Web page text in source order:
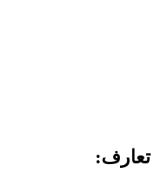
تعارف: